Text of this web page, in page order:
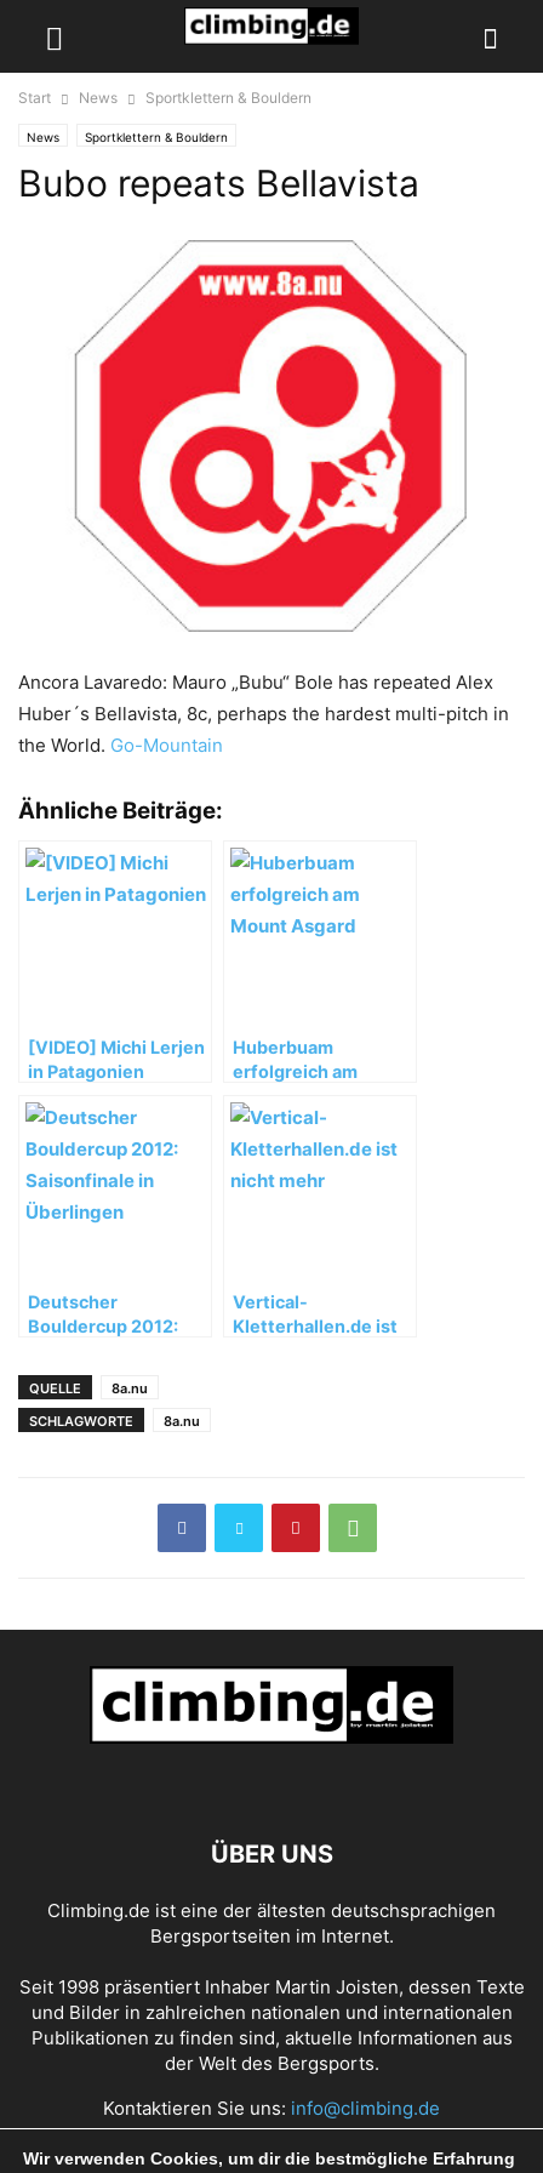
Start News Sportklettern & Bouldern
News Sportklettern & Bouldern
Bubo repeats Bellavista
Ancora Lavaredo: Mauro „Bubu“ Bole has repeated Alex
Huber´s Bellavista, 8c, perhaps the hardest multi-pitch in
the World. Go-Mountain
Ähnliche Beiträge:
[VIDEO] Michi Lerjen
in Patagonien
Huberbuam
erfolgreich am
Deutscher
Bouldercup 2012:
Überlingen
Vertical-
Kletterhallen.de ist
QUELLE
8a.nu
SCHLAGWORTE
8a.nu
ÜBER UNS
Climbing.de ist eine der ältesten deutschsprachigen
Bergsportseiten im Internet.
Seit 1998 präsentiert Inhaber Martin Joisten, dessen Texte
und Bilder in zahlreichen nationalen und internationalen
Publikationen zu finden sind, aktuelle Informationen aus
der Welt des Bergsports.
Kontaktieren Sie uns: info@climbing.de
Wir verwenden Cookies, um dir die bestmögliche Erfahrung